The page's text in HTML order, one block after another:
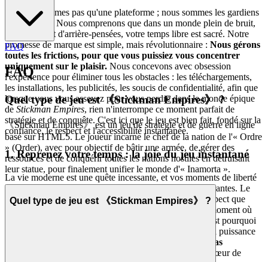
Nous ne sommes pas qu'une plateforme ; nous sommes les gardiens
de votre joie. Nous comprenons que dans un monde plein de bruit,
de frictions et d'arrière-pensées, votre temps libre est sacré. Notre
promesse de marque est simple, mais révolutionnaire : Nous gérons
toutes les frictions, pour que vous puissiez vous concentrer
uniquement sur le plaisir. Nous concevons avec obsession
l'expérience pour éliminer tous les obstacles : les téléchargements,
les installations, les publicités, les soucis de confidentialité, afin que
lorsque vous vous asseyez pour vous perdre dans le monde épique
de Stickman Empires, rien n'interrompe ce moment parfait de
stratégie et de conquête. C'est ici que le jeu est bien fait, fondé sur la
confiance, le respect et l'accessibilité instantanée.
1. Reprenez votre temps : la joie du jeu instantané
La vie moderne est une quête incessante, et vos moments de liberté
sont trop précieux pour être gaspillés en formalités frustrantes. Le
bénéfice émotionnel du jeu instantané est le profond respect que
nous montrons pour votre temps. Nous pensons qu'au moment où
l'envie de jouer se fait sentir, le jeu doit commencer. C'est pourquoi
l'ensemble de notre écosystème est construit autour de la puissance
pas de téléchargements, pas
C'est le cœur de
FAQ
FAQ
Quel type de jeu est 《Stickman Empires》 ?
《Stickman Empires》 est un jeu de stratégie et de guerre en ligne
basé sur HTML5. Le joueur incarne le chef de la nation de l'« Ordre
» (Order), avec pour objectif de bâtir une armée, de gérer des
ressources et de conquérir toutes les nations hostiles en détruisant
leur statue, pour finalement unifier le monde d'« Inamorta ».
Quel type de jeu est 《Stickman Empires》 ?